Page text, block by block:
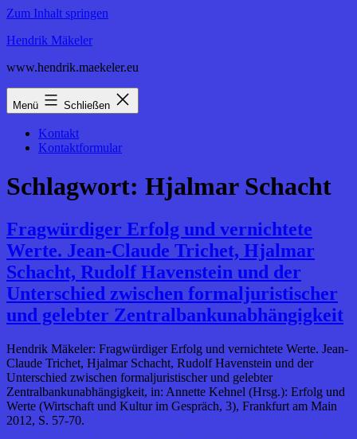
Zum Inhalt springen
Hendrik Mäkeler
www.hendrik.maekeler.eu
Menü Schließen
Kontakt
Kontaktformular
Schlagwort: Hjalmar Schacht
Fragwürdiger Erfolg und vernichtete
Werte. Jean-Claude Trichet, Hjalmar
Schacht, Rudolf Havenstein und der
Unterschied zwischen formaljuristischer
und gelebter Zentralbankunabhängigkeit
Hendrik Mäkeler: Fragwürdiger Erfolg und vernichtete Werte. Jean-
Claude Trichet, Hjalmar Schacht, Rudolf Havenstein und der
Unterschied zwischen formaljuristischer und gelebter
Zentralbankunabhängigkeit, in: Annette Kehnel (Hrsg.): Erfolg und
Werte (Wirtschaft und Kultur im Gespräch, 3), Frankfurt am Main
2012, S. 57-70.